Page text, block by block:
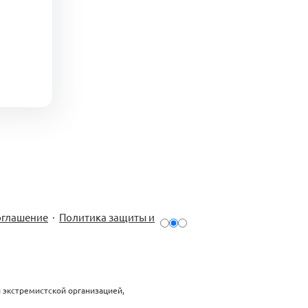
· Политика защиты и
организацией,